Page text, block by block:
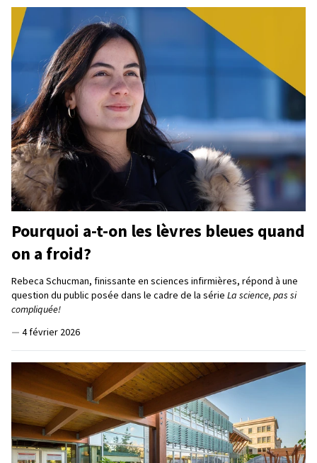
Pourquoi a-t-on les lèvres bleues quand
on a froid?
Rebeca Schucman, finissante en sciences infirmières, répond à une
question du public posée dans le cadre de la série La science, pas si
compliquée!
— 4 février 2026